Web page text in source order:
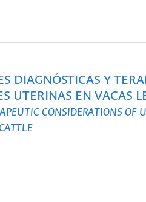
DIAGNÓSTICAS Y
UTERINAS EN VACAS
CONSIDERATIONS OF